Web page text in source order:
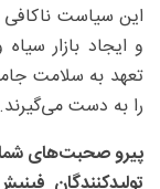
این سیاست
و ایجاد بازار
تعهد به سلامت
را به دست می‌گیرند.
پیرو صحبت‌های شما